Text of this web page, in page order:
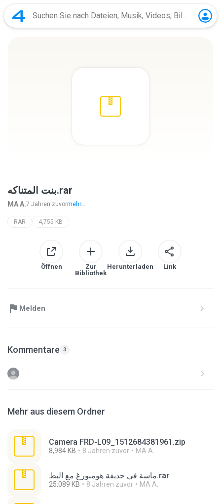
بنت المتناكه.rar
MA A.7 Jahren zuvormehr...
RAR 4,755 KB
Öffnen
Zur
Bibliothek
Herunterladen Link
Melden
Kommentare 3
Mehr aus diesem Ordner
Camera FRD-L09_1512684381961.zip
8,984 KB 8 Jahren zuvor MA A.
ماسة في حديقة هومبورغ مع البط.rar
25,089 KB 8 Jahren zuvor MA A.